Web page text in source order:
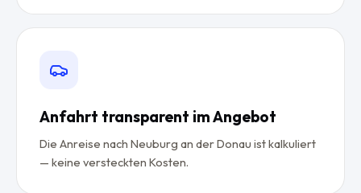
Anfahrt transparent im Angebot
Die Anreise nach Neuburg an der Donau ist kalkuliert
— keine versteckten Kosten.